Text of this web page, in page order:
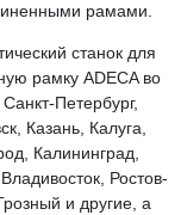
рамами.
станок для
рамку ADECA во
Петербург,
Казань, Калуга,
Калининград,
Ростов-
и другие, а